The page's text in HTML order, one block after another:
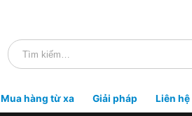
Mua hàng từ xa Giải pháp Liên hệ